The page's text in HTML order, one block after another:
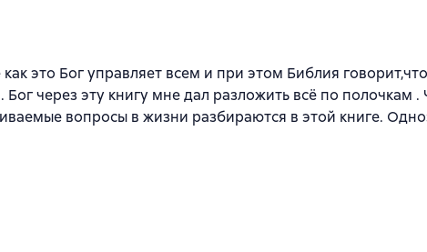
это Бог управляет всем и при этом Библия
Бог через эту книгу мне дал разложить всё по полочкам
вопросы в жизни разбираются в этой книге.